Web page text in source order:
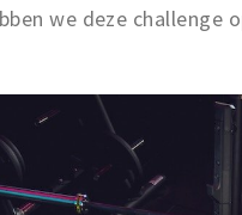
we deze